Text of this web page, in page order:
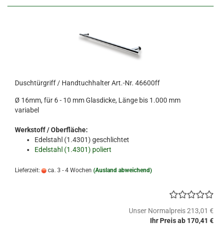
Duschtürgriff / Handtuchhalter Art.-Nr. 46600ff
Ø 16mm, für 6 - 10 mm Glasdicke, Länge bis 1.000 mm
variabel
Werkstoff / Oberfläche:
Edelstahl (1.4301) geschlichtet
Edelstahl (1.4301) poliert
Lieferzeit: ca. 3 - 4 Wochen (Ausland abweichend)
Unser Normalpreis 213,01 €
Ihr Preis ab 170,41 €